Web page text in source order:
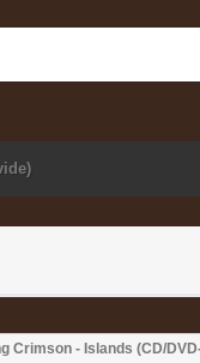
Crimson - Islands (CD/